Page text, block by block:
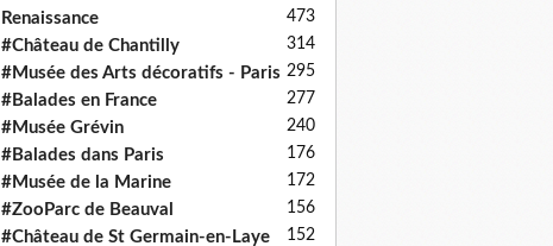
Renaissance
473
#Château de Chantilly 314
#Musée des Arts décoratifs - Paris 295
#Balades en France 277
#Musée Grévin 240
#Balades dans Paris 176
#Musée de la Marine 172
#ZooParc de Beauval 156
#Château de St Germain-en-Laye 152